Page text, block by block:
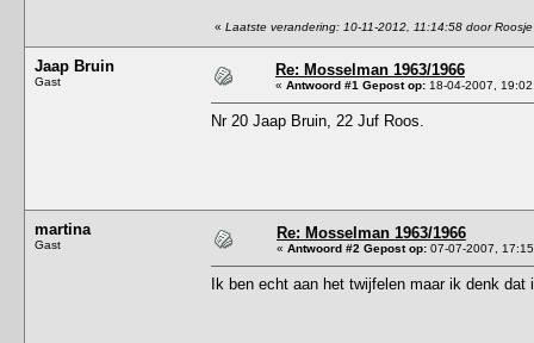
« Laatste verandering: 10-11-2012, 11:14:58 door Roosje
Jaap Bruin
Gast
Re: Mosselman 1963/1966
« Antwoord #1 Gepost op: 18-04-2007,
Nr 20 Jaap Bruin, 22 Juf Roos.
martina
Gast
Re: Mosselman 1963/1966
« Antwoord #2 Gepost op: 07-07-2007,
Ik ben echt aan het twijfelen maar ik denk dat